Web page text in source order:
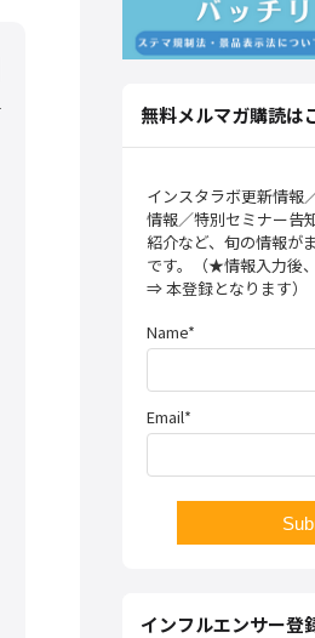
無料メルマガ購読は
インスタラボ更新情報
情報／特別セミナー告
紹介など、旬の情報が
です。（★情報入力後
⇒ 本登録となります）
Name*
Email*
インフルエンサー登